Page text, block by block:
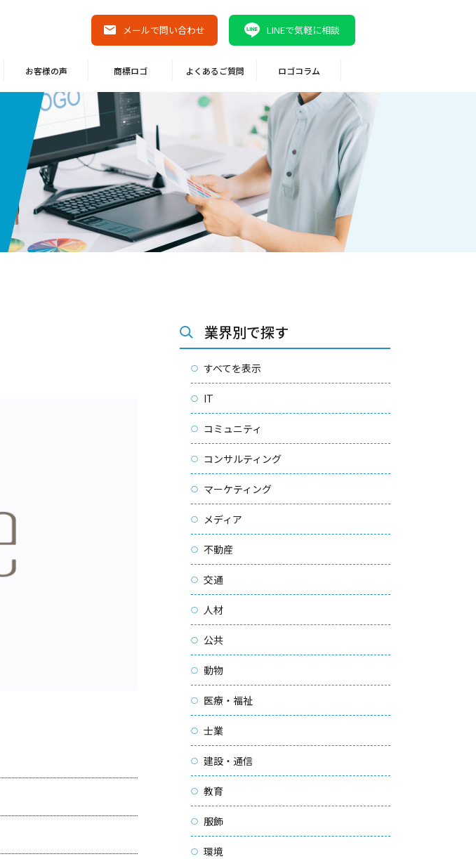
メールで問い合わせ LINEで気軽に相談
お客様の声 商標ロゴ よくあるご質問 ロゴコラム
業界別で探す
すべてを表示
IT
コミュニティ
コンサルティング
マーケティング
メディア
不動産
交通
人材
公共
動物
医療・福祉
士業
建設・通信
教育
服飾
環境